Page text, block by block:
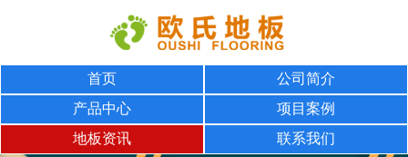
首页
公司简介
产品中心
项目案例
地板资讯
联系我们